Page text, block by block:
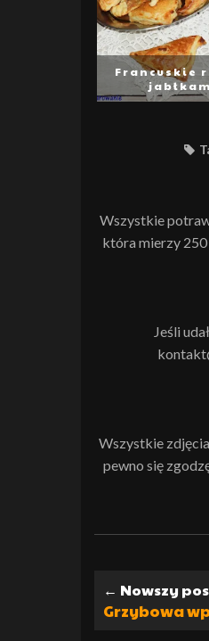
Francuskie
Wszystkie
która mierzy 250
Jeśli
Wszystkie zdjęcia
pewno się
← Nowszy
Grzybowa